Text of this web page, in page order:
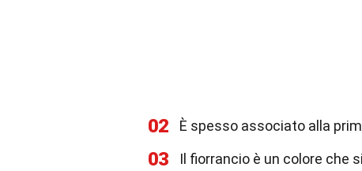
02 È spesso associato alla
03
Il fiorrancio è un colore che